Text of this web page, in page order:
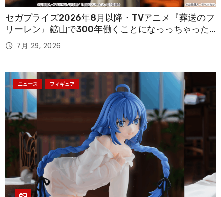
セガプライズ2026年8月以降・TVアニメ『葬送のフ
リーレン』鉱山で300年働くことになっっちゃった
「フリーレン」を立体化！
7月 29, 2026
ニュース フィギュア